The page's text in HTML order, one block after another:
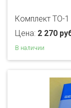
Комплект ТО-1
Цена: 2 270
В наличии